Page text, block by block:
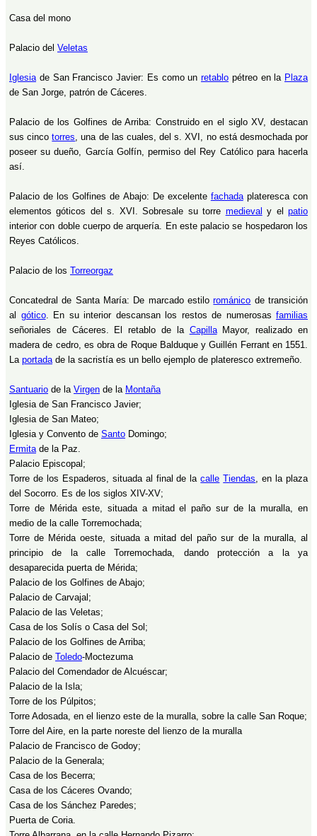
Casa del mono
Palacio del Veletas
Iglesiade San Francisco Javier: Es como un retablo pétreo en la Plaza
de San Jorge, patrón de Cáceres.
Palacio de los Golfines de Arriba: Construido en el siglo XV, destacan
sus cincotorres, una de las cuales, del s. XVI, no está desmochada por
poseer su dueño, García Golfín, permiso del Rey Católico para hacerla
así.
Palacio de los Golfines de Abajo: De excelente fachadaplateresca con
elementos góticos del s. XVI. Sobresale su torre medieval y elpatio
interior con doble cuerpo de arquería. En este palacio se hospedaron los
Reyes Católicos.
Palacio de los Torreorgaz
Concatedral de Santa María: De marcado estilorománico de transición
al gótico. En su interior descansan los restos de numerosas familias
señoriales de Cáceres. El retablo de la CapillaMayor, realizado en
madera de cedro, es obra de Roque Balduque y Guillén Ferrant en 1551.
La portadade la sacristía es un bello ejemplo de plateresco extremeño.
Santuario de la Virgen de la Montaña
Iglesia de San Francisco Javier;
Iglesia de San Mateo;
Iglesia y Convento de Santo Domingo;
Ermitade la Paz.
Palacio Episcopal;
Torre de los Espaderos, situada al final de lacalle Tiendas, en la plaza
del Socorro. Es de los siglos XIV-XV;
Torre de Mérida este, situada a mitad el paño sur de la muralla, en
medio de la calle Torremochada;
Torre de Mérida oeste, situada a mitad del paño sur de la muralla, al
principio de la calle Torremochada, dando protección a la ya
desaparecida puerta de Mérida;
Palacio de los Golfines de Abajo;
Palacio de Carvajal;
Palacio de las Veletas;
Casa de los Solís o Casa del Sol;
Palacio de los Golfines de Arriba;
Palacio de Toledo-Moctezuma
Palacio del Comendador de Alcuéscar;
Palacio de la Isla;
Torre de los Púlpitos;
Torre Adosada, en el lienzo este de la muralla, sobre la calle San Roque;
Torre del Aire, en la parte noreste del lienzo de la muralla
Palacio de Francisco de Godoy;
Palacio de la Generala;
Casa de los Becerra;
Casa de los Cáceres Ovando;
Casa de los Sánchez Paredes;
Puerta de Coria.